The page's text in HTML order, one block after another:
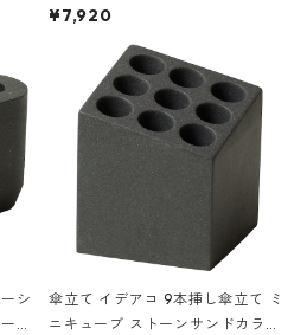
ホ
urniture WALL Table B5 ネイビー
¥7,920
シ
ン
傘立て イデアコ 9本挿し傘立て ミ
ニキューブ ストーンサンドカラー